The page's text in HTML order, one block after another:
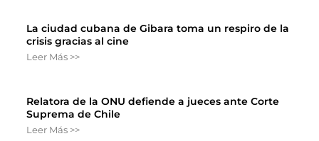
La ciudad cubana de Gibara toma un respiro de la
crisis gracias al cine
Leer Más >>
Relatora de la ONU defiende a jueces ante Corte
Suprema de Chile
Leer Más >>